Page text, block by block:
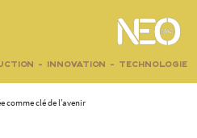
- INNOVATION - TECHNOLOGIE
comme clé de l’avenir